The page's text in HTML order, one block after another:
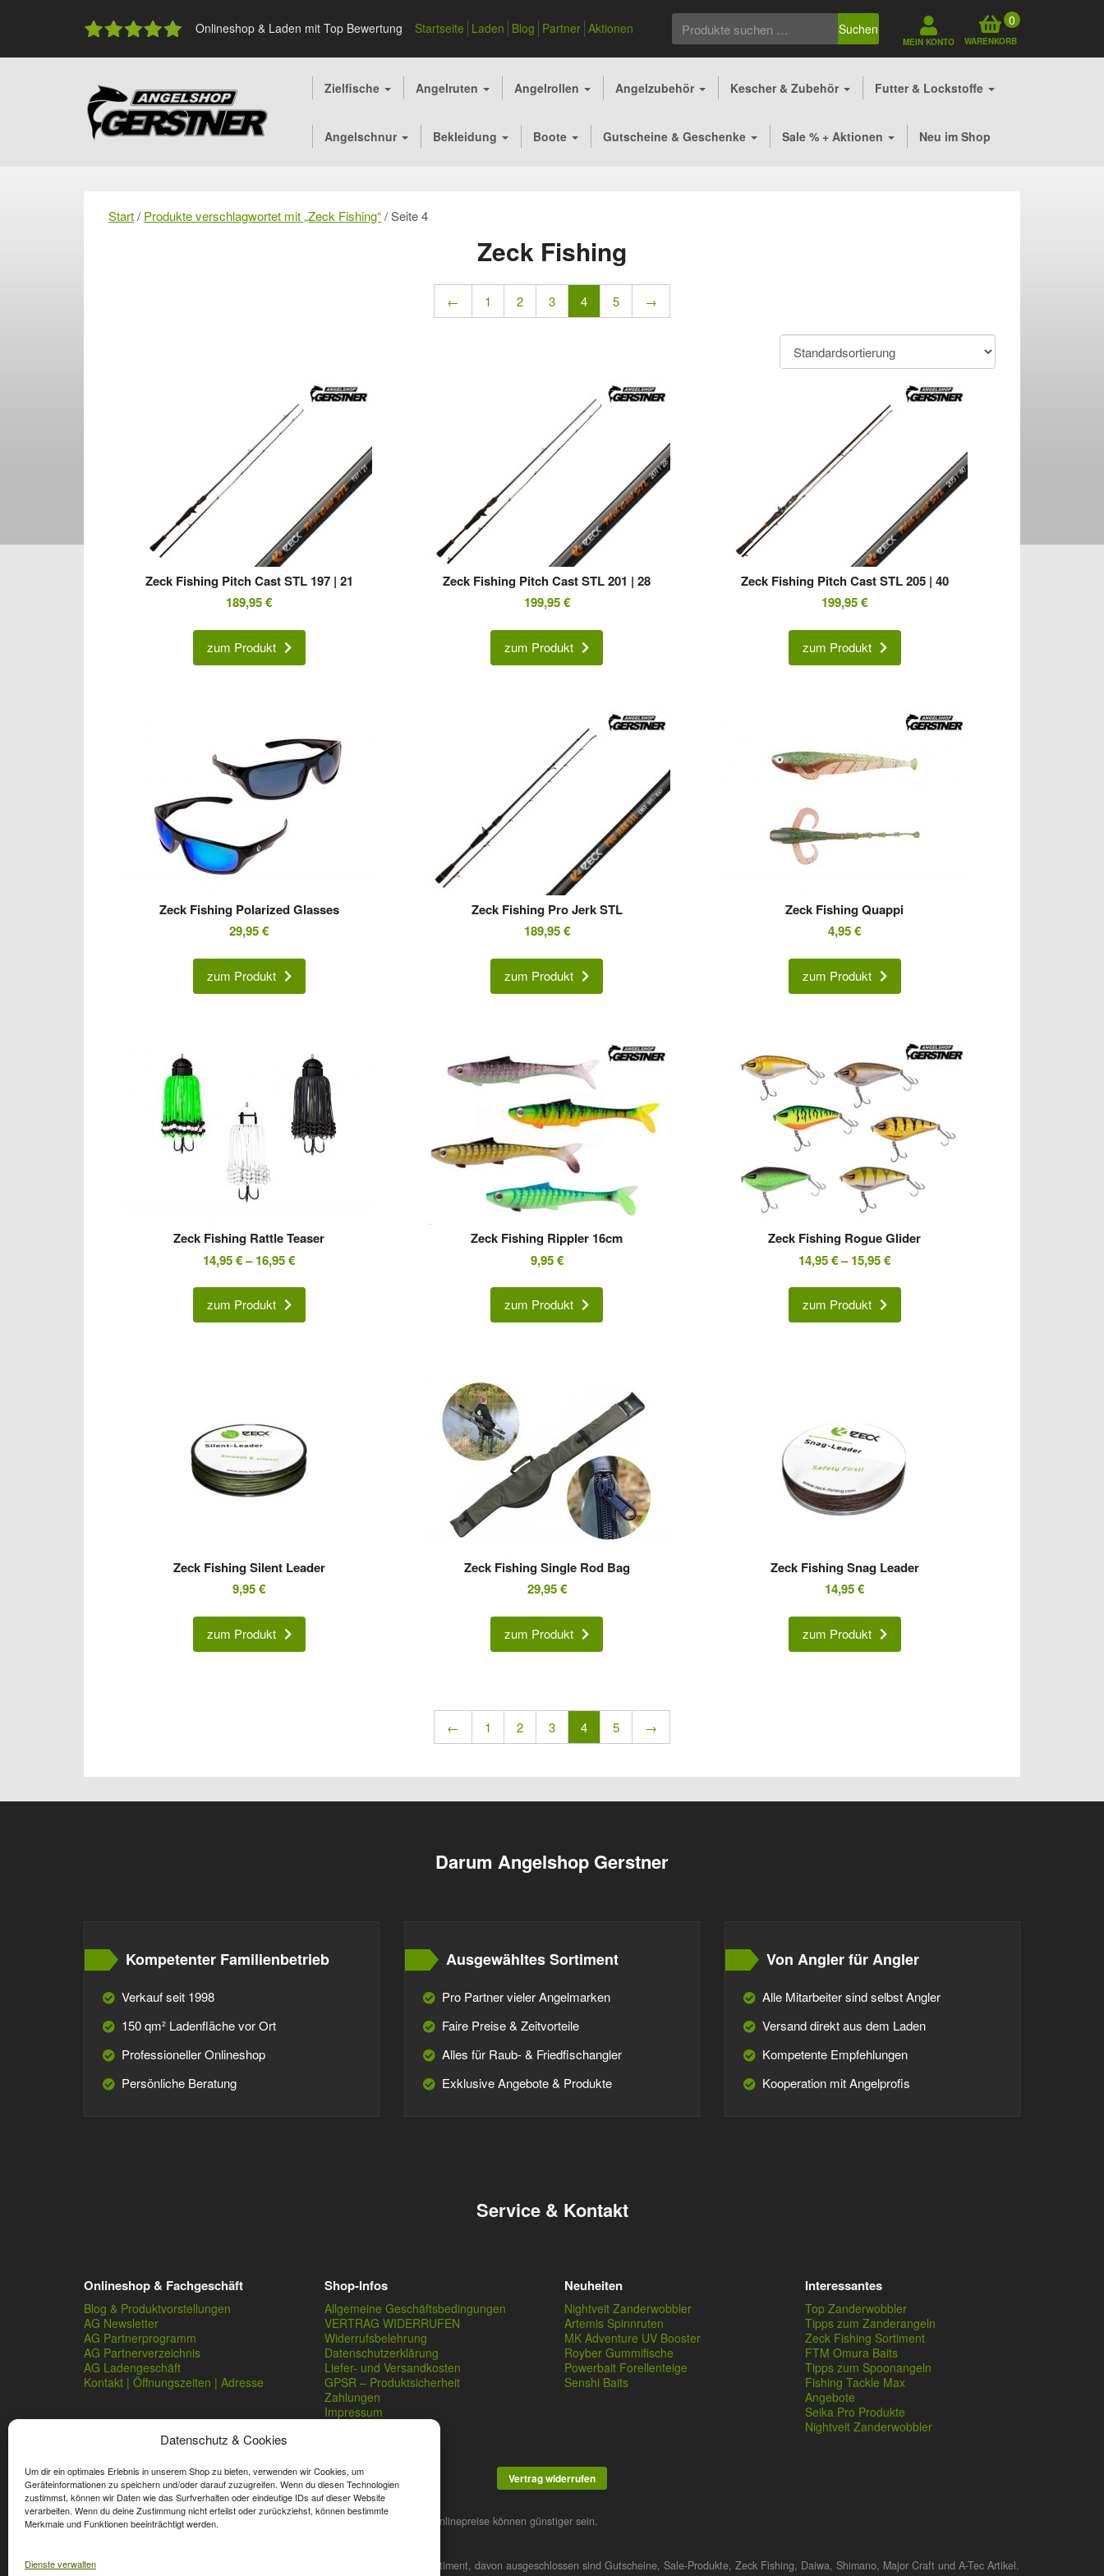
Datenschutz & Cookies
Um dir ein optimales Erlebnis in unserem Shop zu bieten, verwenden wir Cookies, um
Geräteinformationen zu speichern und/oder darauf zuzugreifen. Wenn du diesen Technologien
zustimmst, können wir Daten wie das Surfverhalten oder eindeutige IDs auf dieser Website
verarbeiten. Wenn du deine Zustimmung nicht erteilst oder zurückziehst, können bestimmte
Merkmale und Funktionen beeinträchtigt werden.
Dienste verwalten
Onlineshop & Laden mit Top Bewertung Startseite Laden Blog Partner Aktionen
nach:
Suchen
MEIN KONTO
0
WARENKORB
Zielfische Angelruten Angelrollen Angelzubehör Kescher & Zubehör Futter & Lockstoffe
Angelschnur Bekleidung Boote Gutscheine & Geschenke Sale % + Aktionen Neu im Shop
Start/ Produkte verschlagwortet mit „Zeck Fishing“/ Seite 4
Zeck Fishing
← 1 2 3 4 5 →
Zeck Fishing Pitch Cast STL 197 | 21
189,95€
zum Produkt
Zeck Fishing Pitch Cast STL 201 | 28
199,95€
zum Produkt
Zeck Fishing Pitch Cast STL 205 | 40
199,95€
zum Produkt
Zeck Fishing Polarized Glasses
29,95€
zum Produkt
Zeck Fishing Pro Jerk STL
189,95€
zum Produkt
Zeck Fishing Quappi
4,95€
zum Produkt
Zeck Fishing Rattle Teaser
14,95€–16,95€
zum Produkt
Zeck Fishing Rippler 16cm
9,95€
zum Produkt
Zeck Fishing Rogue Glider
14,95€–15,95€
zum Produkt
Zeck Fishing Silent Leader
9,95€
zum Produkt
Zeck Fishing Single Rod Bag
29,95€
zum Produkt
Zeck Fishing Snag Leader
14,95€
zum Produkt
← 1 2 3 4 5 →
Darum Angelshop Gerstner
Kompetenter Familienbetrieb
Verkauf seit 1998
150 qm² Ladenfläche vor Ort
Professioneller Onlineshop
Persönliche Beratung
Ausgewähltes Sortiment
Pro Partner vieler Angelmarken
Faire Preise & Zeitvorteile
Alles für Raub- & Friedfischangler
Exklusive Angebote & Produkte
Von Angler für Angler
Alle Mitarbeiter sind selbst Angler
Versand direkt aus dem Laden
Kompetente Empfehlungen
Kooperation mit Angelprofis
Service & Kontakt
Onlineshop & Fachgeschäft
Blog & Produktvorstellungen
AG Newsletter
AG Partnerprogramm
AG Partnerverzeichnis
AG Ladengeschäft
Kontakt | Öffnungszeiten | Adresse
Shop-Infos
Allgemeine Geschäftsbedingungen
VERTRAG WIDERRUFEN
Widerrufsbelehrung
Datenschutzerklärung
Liefer- und Versandkosten
GPSR – Produktsicherheit
Zahlungen
Impressum
Neuheiten
Nightveit Zanderwobbler
Artemis Spinnruten
MK Adventure UV Booster
Royber Gummifische
Powerbait Forellenteige
Senshi Baits
Interessantes
Top Zanderwobbler
Tipps zum Zanderangeln
Zeck Fishing Sortiment
FTM Omura Baits
Tipps zum Spoonangeln
Fishing Tackle Max
Angebote
Seika Pro Produkte
Nightveit Zanderwobbler
Vertrag widerrufen
* Streichpreise sind reguläre Ladenpreise von Angelshop Gerstner. Unsere Onlinepreise können günstiger sein.
Affiliate, Partner Rabatt-Codes und Aktionscodes gelten für das gesamte Sortiment, davon ausgeschlossen sind Gutscheine, Sale-Produkte, Zeck Fishing, Daiwa, Shimano, Major Craft und A-Tec Artikel.